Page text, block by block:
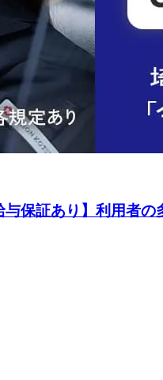
保証あり】利用者の